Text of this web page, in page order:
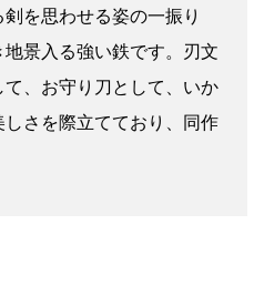
を思わせる姿の一振り
景入る強い鉄です。刃文
、お守り刀として、いか
さを際立てており、同作